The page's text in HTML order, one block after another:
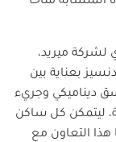
لشركة ميريد،
بعناية بين
ديناميكي وجريء
ليتمكن كل ساكن
هذا التعاون مع